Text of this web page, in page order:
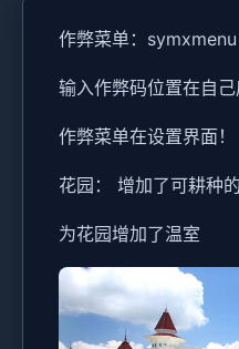
作弊菜单：symxmenu
输入作弊码位置在自
作弊菜单在设置界面！
花园： 增加了可耕种
为花园增加了温室